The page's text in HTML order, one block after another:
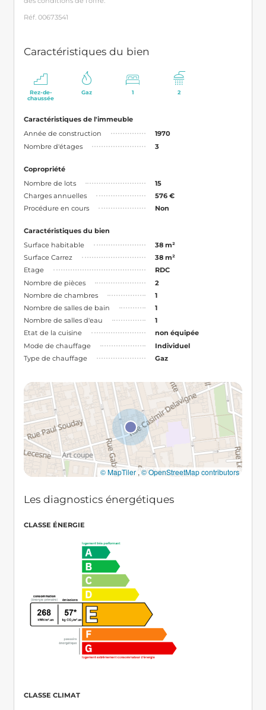
Réf. 00673541
Caractéristiques du bien
Rez-de-
chaussée
Gaz 1 2
Caractéristiques de l'immeuble
Année de construction
1970
Nombre d'étages
3
Copropriété
Nombre de lots
15
Charges annuelles
576 €
Procédure en cours
Non
Caractéristiques du bien
Surface habitable
38 m²
Surface Carrez
38 m²
Etage
RDC
Nombre de pièces
2
Nombre de chambres
1
Nombre de salles de bain
1
Nombre de salles d'eau
1
Etat de la cuisine
non équipée
Mode de chauffage
Individuel
Type de chauffage
Gaz
© MapTiler ,© OpenStreetMap contributors
Les diagnostics énergétiques
CLASSE ÉNERGIE
CLASSE CLIMAT